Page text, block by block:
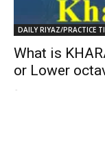
DAILY RIYAZ/PRACTICE
What is
or Lower
-